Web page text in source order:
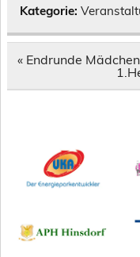
Kategorie:
Beitragsnavigation
« Endrunde